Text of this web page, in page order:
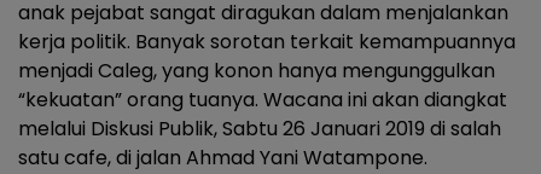
anak pejabat sangat diragukan dalam menjalankan
kerja politik. Banyak sorotan terkait kemampuannya
menjadi Caleg, yang konon hanya mengunggulkan
“kekuatan” orang tuanya. Wacana ini akan diangkat
melalui Diskusi Publik, Sabtu 26 Januari 2019 di salah
satu cafe, di jalan Ahmad Yani Watampone.